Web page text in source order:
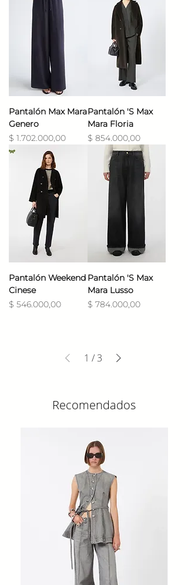
Pantalón Max Mara
Genero
Precio
$ 1.702.000,00
Pantalón 'S Max
Mara Floria
Precio
$ 854.000,00
Pantalón Weekend
Cinese
Precio
$ 546.000,00
Pantalón 'S Max
Mara Lusso
Precio
$ 784.000,00
1 / 3
Recomendados